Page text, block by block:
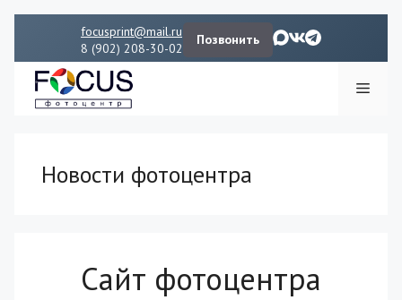
содержимому
focusprint@mail.ru
8 (902) 208-30-02
Позвонить
Меню
Новости фотоцентра
Сайт фотоцентра